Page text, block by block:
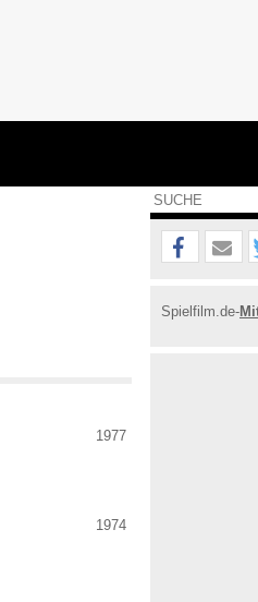
1977
1974
Spielfilm.de-